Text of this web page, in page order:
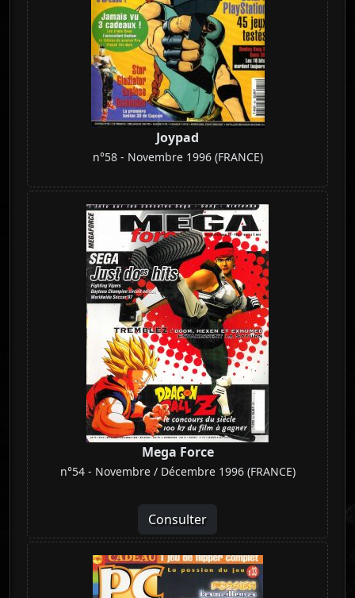
Joypad
n°58 - Novembre 1996 (FRANCE)
Mega Force
n°54 - Novembre / Décembre 1996 (FRANCE)
Consulter